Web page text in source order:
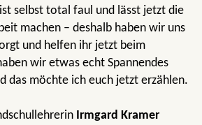
selbst total faul und lässt jetzt die
machen – deshalb haben wir uns
und helfen ihr jetzt beim
wir etwas echt Spannendes
das möchte ich euch jetzt erzählen.
Irmgard Kramer